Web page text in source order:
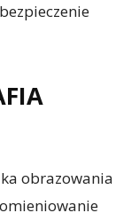
obrazowania